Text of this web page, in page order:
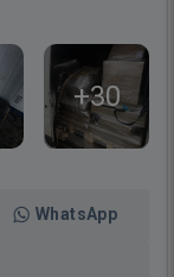
+30
WhatsApp